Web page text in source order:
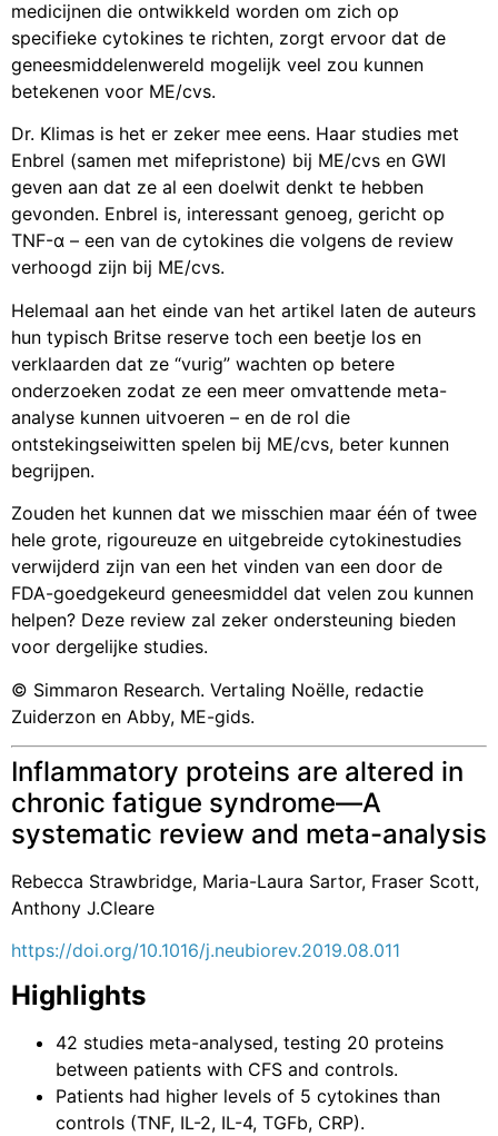
medicijnen die ontwikkeld worden om zich op
specifieke cytokines te richten, zorgt ervoor dat de
geneesmiddelenwereld mogelijk veel zou kunnen
betekenen voor ME/cvs.
Dr. Klimas is het er zeker mee eens. Haar studies met
Enbrel (samen met mifepristone) bij ME/cvs en GWI
geven aan dat ze al een doelwit denkt te hebben
gevonden. Enbrel is, interessant genoeg, gericht op
TNF-α – een van de cytokines die volgens de review
verhoogd zijn bij ME/cvs.
Helemaal aan het einde van het artikel laten de auteurs
hun typisch Britse reserve toch een beetje los en
verklaarden dat ze “vurig” wachten op betere
onderzoeken zodat ze een meer omvattende meta-
analyse kunnen uitvoeren – en de rol die
ontstekingseiwitten spelen bij ME/cvs, beter kunnen
begrijpen.
Zouden het kunnen dat we misschien maar één of twee
hele grote, rigoureuze en uitgebreide cytokinestudies
verwijderd zijn van een het vinden van een door de
FDA-goedgekeurd geneesmiddel dat velen zou kunnen
helpen? Deze review zal zeker ondersteuning bieden
voor dergelijke studies.
© Simmaron Research. Vertaling Noëlle, redactie
Zuiderzon en Abby, ME-gids.
Inflammatory proteins are altered in
chronic fatigue syndrome—A
systematic review and meta-analysis
Rebecca Strawbridge, Maria-Laura Sartor, Fraser Scott,
Anthony J.Cleare
https://doi.org/10.1016/j.neubiorev.2019.08.011
Highlights
42 studies meta-analysed, testing 20 proteins
between patients with CFS and controls.
Patients had higher levels of 5 cytokines than
controls (TNF, IL-2, IL-4, TGFb, CRP).